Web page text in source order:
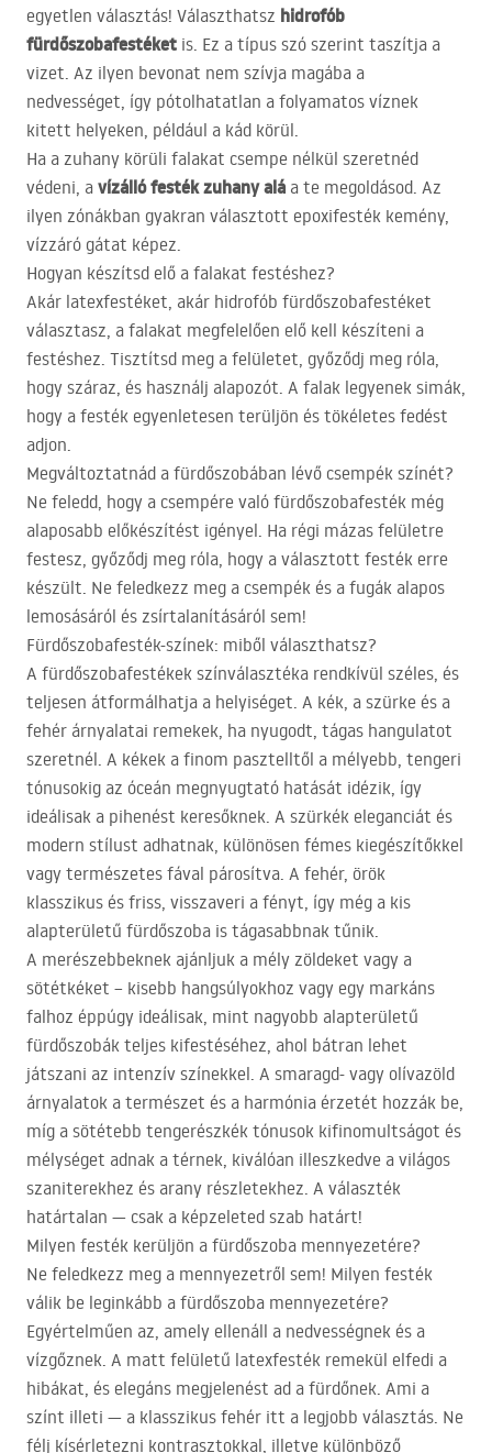
egyetlen választás! Választhatsz hidrofób
fürdőszobafestéket is. Ez a típus szó szerint taszítja a
vizet. Az ilyen bevonat nem szívja magába a
nedvességet, így pótolhatatlan a folyamatos víznek
kitett helyeken, például a kád körül.
Ha a zuhany körüli falakat csempe nélkül szeretnéd
védeni, a vízálló festék zuhany alá a te megoldásod. Az
ilyen zónákban gyakran választott epoxifesték kemény,
vízzáró gátat képez.
Hogyan készítsd elő a falakat festéshez?
Akár latexfestéket, akár hidrofób fürdőszobafestéket
választasz, a falakat megfelelően elő kell készíteni a
festéshez. Tisztítsd meg a felületet, győződj meg róla,
hogy száraz, és használj alapozót. A falak legyenek simák,
hogy a festék egyenletesen terüljön és tökéletes fedést
adjon.
Megváltoztatnád a fürdőszobában lévő csempék színét?
Ne feledd, hogy a csempére való fürdőszobafesték még
alaposabb előkészítést igényel. Ha régi mázas felületre
festesz, győződj meg róla, hogy a választott festék erre
készült. Ne feledkezz meg a csempék és a fugák alapos
lemosásáról és zsírtalanításáról sem!
Fürdőszobafesték-színek: miből választhatsz?
A fürdőszobafestékek színválasztéka rendkívül széles, és
teljesen átformálhatja a helyiséget. A kék, a szürke és a
fehér árnyalatai remekek, ha nyugodt, tágas hangulatot
szeretnél. A kékek a finom pasztelltől a mélyebb, tengeri
tónusokig az óceán megnyugtató hatását idézik, így
ideálisak a pihenést keresőknek. A szürkék eleganciát és
modern stílust adhatnak, különösen fémes kiegészítőkkel
vagy természetes fával párosítva. A fehér, örök
klasszikus és friss, visszaveri a fényt, így még a kis
alapterületű fürdőszoba is tágasabbnak tűnik.
A merészebbeknek ajánljuk a mély zöldeket vagy a
sötétkéket – kisebb hangsúlyokhoz vagy egy markáns
falhoz éppúgy ideálisak, mint nagyobb alapterületű
fürdőszobák teljes kifestéséhez, ahol bátran lehet
játszani az intenzív színekkel. A smaragd- vagy olívazöld
árnyalatok a természet és a harmónia érzetét hozzák be,
míg a sötétebb tengerészkék tónusok kifinomultságot és
mélységet adnak a térnek, kiválóan illeszkedve a világos
szaniterekhez és arany részletekhez. A választék
határtalan — csak a képzeleted szab határt!
Milyen festék kerüljön a fürdőszoba mennyezetére?
Ne feledkezz meg a mennyezetről sem! Milyen festék
válik be leginkább a fürdőszoba mennyezetére?
Egyértelműen az, amely ellenáll a nedvességnek és a
vízgőznek. A matt felületű latexfesték remekül elfedi a
hibákat, és elegáns megjelenést ad a fürdőnek. Ami a
színt illeti — a klasszikus fehér itt a legjobb választás. Ne
félj kísérletezni kontrasztokkal, illetve különböző